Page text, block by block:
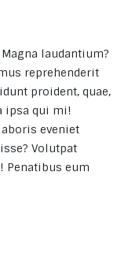
laudantium?
reprehenderit
proident, quae,
ipsa qui mi!
eveniet
Volutpat
Penatibus eum